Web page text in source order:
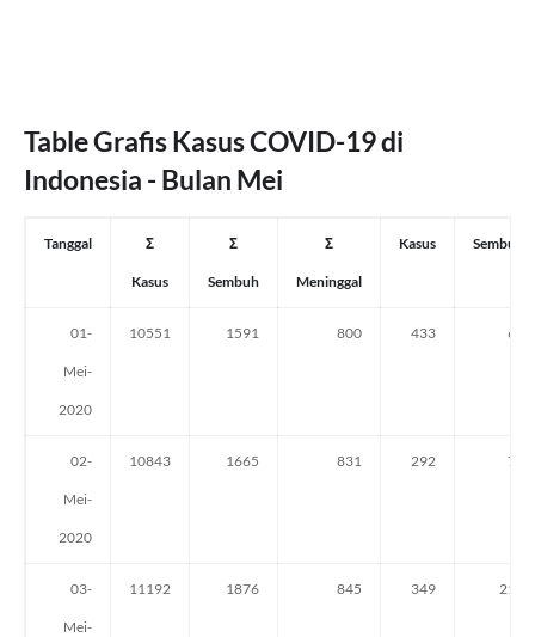
Table Grafis Kasus COVID-19 di
Indonesia - Bulan Mei
Tanggal Σ
Kasus
Σ
Sembuh
Σ
Meninggal
Kasus Sembuh
01-
Mei-
2020
10551 1591 800 433 69
02-
Mei-
2020
10843 1665 831 292 74
03-
Mei-
11192 1876 845 349 211